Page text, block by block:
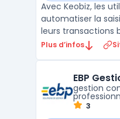
Avec Keobiz, les
automatiser la
leurs transactions
gérer la paie avec
performant,
envoyer des de ...
Plus d’infos
EBP
gestion
3